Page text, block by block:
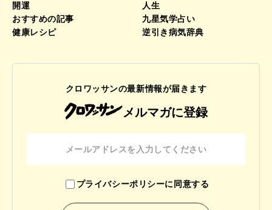
開運
人生
おすすめの記事
九星気学占い
健康レシピ
逆引き病気辞典
クロワッサンの最新情報が届きます
メルマガに登録
プライバシーポリシーに同意する